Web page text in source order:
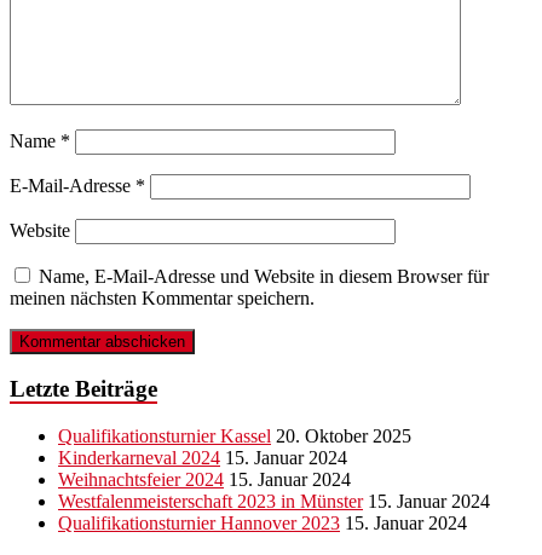
Name *
E-Mail-Adresse *
Website
Name, E-Mail-Adresse und Website in diesem Browser für
meinen nächsten Kommentar speichern.
Letzte Beiträge
Qualifikationsturnier Kassel 20. Oktober 2025
Kinderkarneval 2024 15. Januar 2024
Weihnachtsfeier 2024 15. Januar 2024
Westfalenmeisterschaft 2023 in Münster 15. Januar 2024
Qualifikationsturnier Hannover 2023 15. Januar 2024